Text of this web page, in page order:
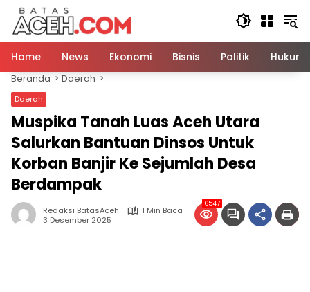
Langsung
konten
Home
News Ekonomi Bisnis Politik Hukum
Beranda Daerah
Daerah
Muspika Tanah Luas Aceh Utara
Salurkan Bantuan Dinsos Untuk
Korban Banjir Ke Sejumlah Desa
Berdampak
Redaksi BatasAceh
1 Min Baca
3 Desember 2025
6547